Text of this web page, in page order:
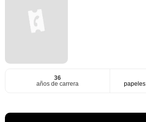
36
años de carrera